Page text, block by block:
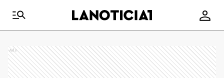
Ads